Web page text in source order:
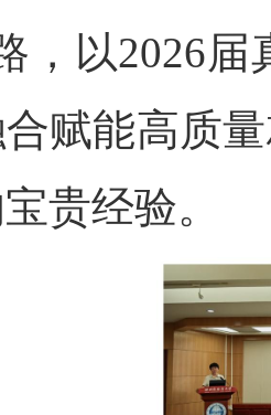
，以2026
赋能高质
贵经验。